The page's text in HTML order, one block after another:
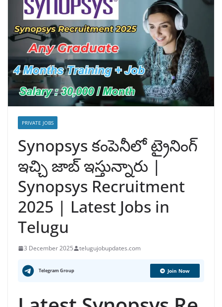
PRIVATE JOBS
Synopsys కంపెనీలో ట్రైనింగ్
ఇచ్చి జాబ్ ఇస్తున్నారు |
Synopsys Recruitment
2025 | Latest Jobs in
Telugu
3 December 2025 telugujobupdates.com
Telegram Group Join Now